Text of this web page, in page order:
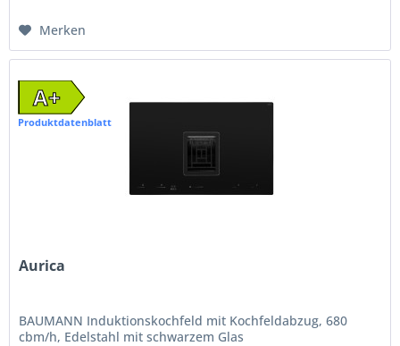
Merken
A+
Produktdatenblatt
Aurica
BAUMANN Induktionskochfeld mit Kochfeldabzug, 680
cbm/h, Edelstahl mit schwarzem Glas